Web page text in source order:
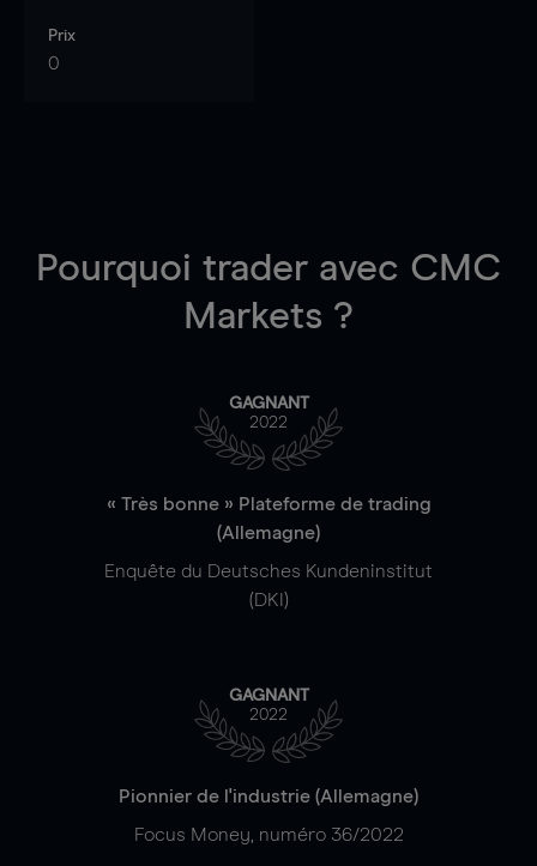
Prix
0
Pourquoi trader avec CMC
Markets ?
GAGNANT
2022
« Très bonne » Plateforme de trading
(Allemagne)
Enquête du Deutsches Kundeninstitut
(DKI)
GAGNANT
2022
Pionnier de l'industrie (Allemagne)
Focus Money, numéro 36/2022